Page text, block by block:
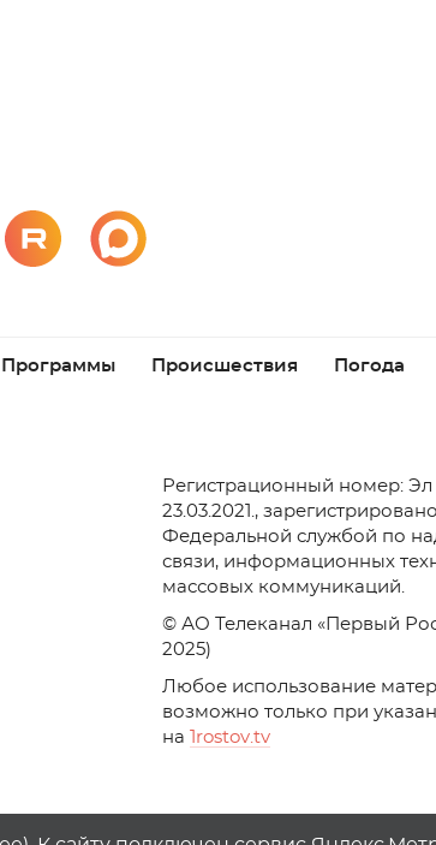
Программы Происшествия Погода
Регистрационный номер:
23.03.2021., зарегистрировано
Федеральной службой по
связи, информационных
массовых коммуникаций.
© АО Телеканал «Первый
2025)
Любое использование
возможно только при
на
rostov.tv